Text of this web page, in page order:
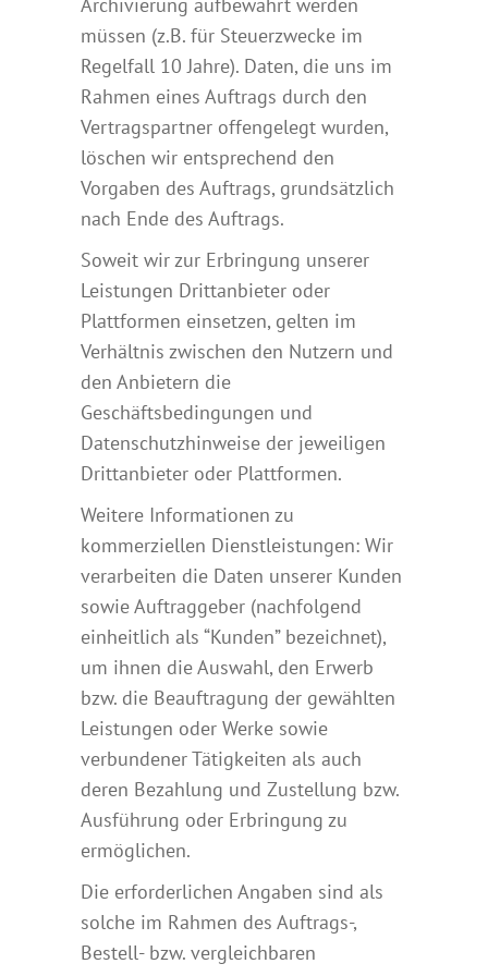
Archivierung aufbewahrt werden
müssen (z.B. für Steuerzwecke im
Regelfall 10 Jahre). Daten, die uns im
Rahmen eines Auftrags durch den
Vertragspartner offengelegt wurden,
löschen wir entsprechend den
Vorgaben des Auftrags, grundsätzlich
nach Ende des Auftrags.
Soweit wir zur Erbringung unserer
Leistungen Drittanbieter oder
Plattformen einsetzen, gelten im
Verhältnis zwischen den Nutzern und
den Anbietern die
Geschäftsbedingungen und
Datenschutzhinweise der jeweiligen
Drittanbieter oder Plattformen.
Weitere Informationen zu
kommerziellen Dienstleistungen: Wir
verarbeiten die Daten unserer Kunden
sowie Auftraggeber (nachfolgend
einheitlich als “Kunden” bezeichnet),
um ihnen die Auswahl, den Erwerb
bzw. die Beauftragung der gewählten
Leistungen oder Werke sowie
verbundener Tätigkeiten als auch
deren Bezahlung und Zustellung bzw.
Ausführung oder Erbringung zu
ermöglichen.
Die erforderlichen Angaben sind als
solche im Rahmen des Auftrags-,
Bestell- bzw. vergleichbaren